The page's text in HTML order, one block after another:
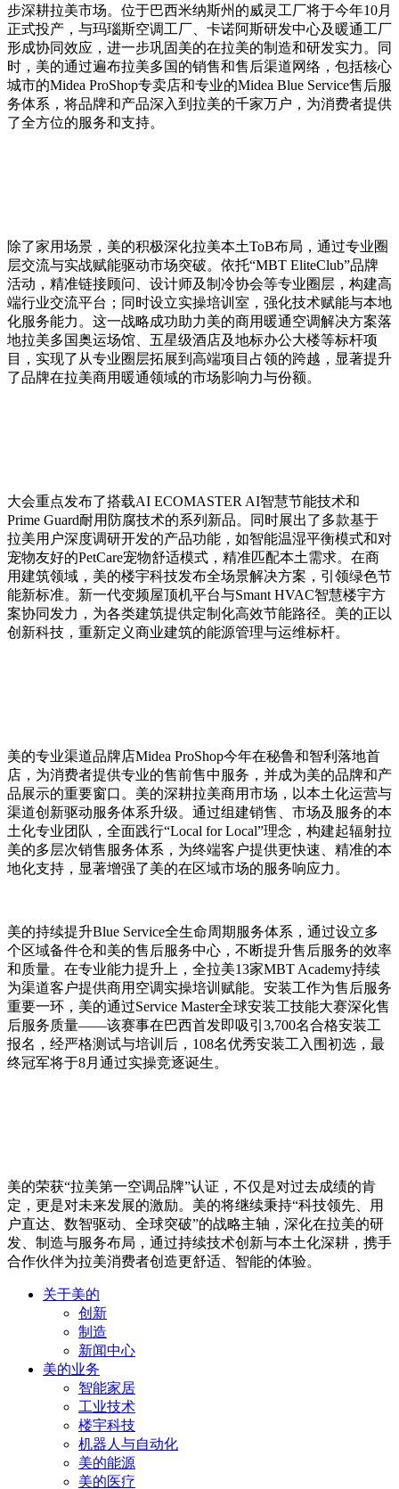
步深耕拉美市场。位于巴西米纳斯州的威灵工厂将于今年10月
正式投产，与玛瑙斯空调工厂、卡诺阿斯研发中心及暖通工厂
形成协同效应，进一步巩固美的在拉美的制造和研发实力。同
时，美的通过遍布拉美多国的销售和售后渠道网络，包括核心
城市的Midea ProShop专卖店和专业的Midea Blue Service售后服
务体系，将品牌和产品深入到拉美的千家万户，为消费者提供
了全方位的服务和支持。
除了家用场景，美的积极深化拉美本土ToB布局，通过专业圈
层交流与实战赋能驱动市场突破。依托“MBT EliteClub”品牌
活动，精准链接顾问、设计师及制冷协会等专业圈层，构建高
端行业交流平台；同时设立实操培训室，强化技术赋能与本地
化服务能力。这一战略成功助力美的商用暖通空调解决方案落
地拉美多国奥运场馆、五星级酒店及地标办公大楼等标杆项
目，实现了从专业圈层拓展到高端项目占领的跨越，显著提升
了品牌在拉美商用暖通领域的市场影响力与份额。
大会重点发布了搭载AI ECOMASTER AI智慧节能技术和
Prime Guard耐用防腐技术的系列新品。同时展出了多款基于
拉美用户深度调研开发的产品功能，如智能温湿平衡模式和对
宠物友好的PetCare宠物舒适模式，精准匹配本土需求。在商
用建筑领域，美的楼宇科技发布全场景解决方案，引领绿色节
能新标准。新一代变频屋顶机平台与Smant HVAC智慧楼宇方
案协同发力，为各类建筑提供定制化高效节能路径。美的正以
创新科技，重新定义商业建筑的能源管理与运维标杆。
美的专业渠道品牌店Midea ProShop今年在秘鲁和智利落地首
店，为消费者提供专业的售前售中服务，并成为美的品牌和产
品展示的重要窗口。美的深耕拉美商用市场，以本土化运营与
渠道创新驱动服务体系升级。通过组建销售、市场及服务的本
土化专业团队，全面践行“Local for Local”理念，构建起辐射拉
美的多层次销售服务体系，为终端客户提供更快速、精准的本
地化支持，显著增强了美的在区域市场的服务响应力。
美的持续提升Blue Service全生命周期服务体系，通过设立多
个区域备件仓和美的售后服务中心，不断提升售后服务的效率
和质量。在专业能力提升上，全拉美13家MBT Academy持续
为渠道客户提供商用空调实操培训赋能。安装工作为售后服务
重要一环，美的通过Service Master全球安装工技能大赛深化售
后服务质量——该赛事在巴西首发即吸引3,700名合格安装工
报名，经严格测试与培训后，108名优秀安装工入围初选，最
终冠军将于8月通过实操竞逐诞生。
美的荣获“拉美第一空调品牌”认证，不仅是对过去成绩的肯
定，更是对未来发展的激励。美的将继续秉持“科技领先、用
户直达、数智驱动、全球突破”的战略主轴，深化在拉美的研
发、制造与服务布局，通过持续技术创新与本土化深耕，携手
合作伙伴为拉美消费者创造更舒适、智能的体验。
关于美的
创新
制造
新闻中心
美的业务
智能家居
工业技术
楼宇科技
机器人与自动化
美的能源
美的医疗